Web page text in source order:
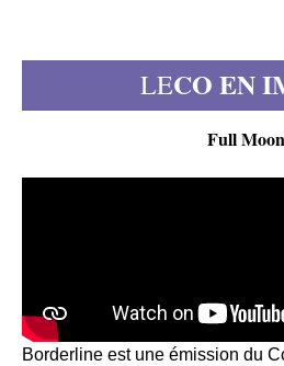
LECO EN
Full Moon
Borderline est une émission du